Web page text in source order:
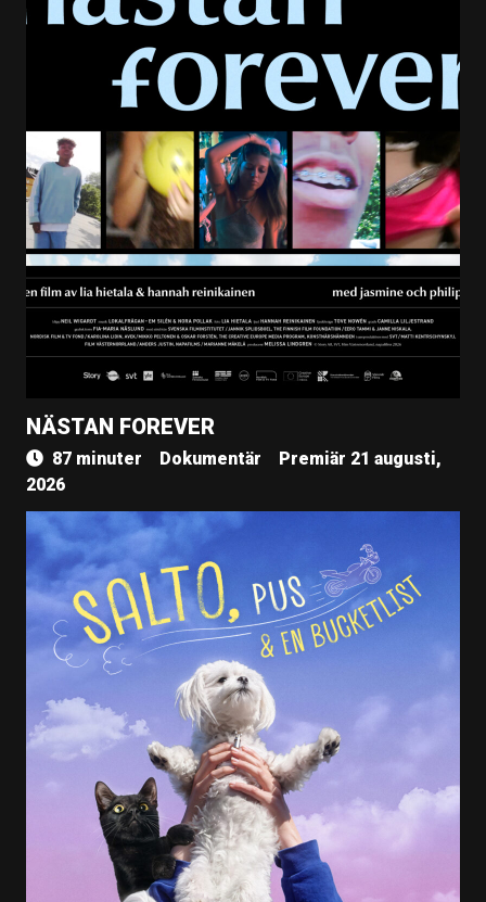
NÄSTAN FOREVER
87 minuter Dokumentär
Premiär 21 augusti,
2026